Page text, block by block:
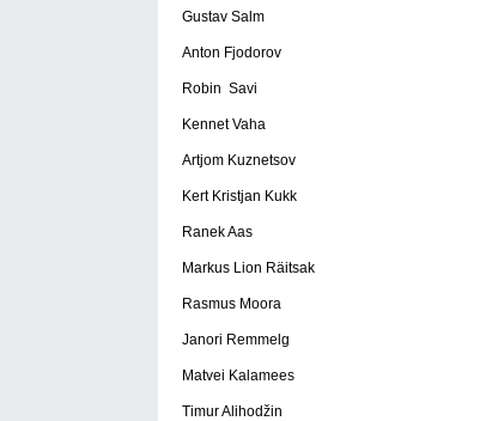
Gustav Salm
Anton Fjodorov
Robin Savi
Kennet Vaha
Artjom Kuznetsov
Kert Kristjan Kukk
Ranek Aas
Markus Lion Räitsak
Rasmus Moora
Janori Remmelg
Matvei Kalamees
Timur Alihodžin